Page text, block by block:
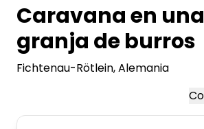
Caravana en
granja de burros
Fichtenau-Rötlein, Alemania